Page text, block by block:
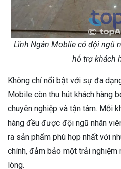
Lĩnh Ngân Moblie có đội ngũ
hỗ trợ khách
Không chỉ nổi bật với sự đa
Mobile còn thu hút khách hàng
chuyên nghiệp và tận tâm. Mỗi
hàng đều được đội ngũ nhân
ra sản phẩm phù hợp nhất với
chính, đảm bảo một trải nghiệm
lòng.